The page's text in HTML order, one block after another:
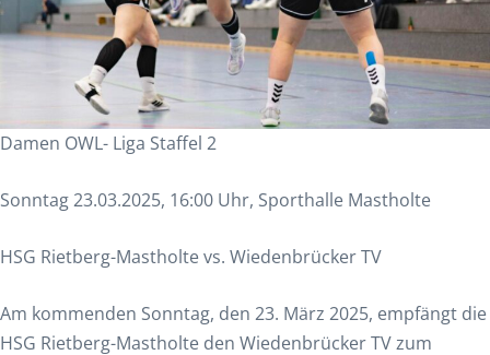
Damen OWL- Liga Staffel 2
Sonntag 23.03.2025, 16:00 Uhr, Sporthalle Mastholte
HSG Rietberg-Mastholte vs. Wiedenbrücker TV
Am kommenden Sonntag, den 23. März 2025, empfängt die
HSG Rietberg-Mastholte den Wiedenbrücker TV zum